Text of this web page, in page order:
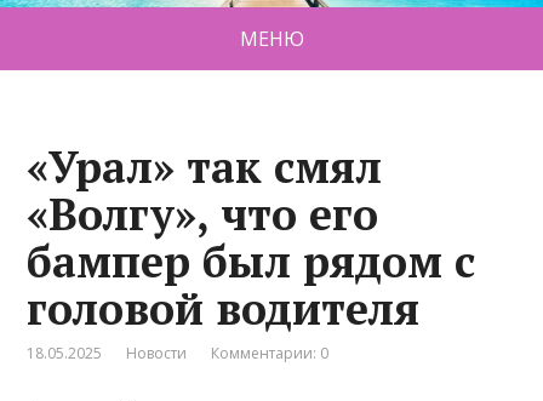
МЕНЮ
«Урал» так смял
«Волгу», что его
бампер был рядом с
головой водителя
18.05.2025 Новости Комментарии: 0